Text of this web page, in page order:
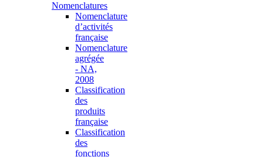
Nomenclatures
Nomenclature
d’activités
française
Nomenclature
agrégée
- NA,
2008
Classification
des
produits
française
Classification
des
fonctions